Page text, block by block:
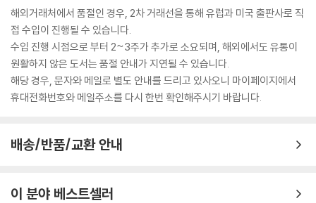
해외거래처에서 품절인 경우, 2차 거래선을 통해 유럽과 미국 출판사로 직
접 수입이 진행될 수 있습니다.
수입 진행 시점으로 부터 2~3주가 추가로 소요되며, 해외에서도 유통이
원활하지 않은 도서는 품절 안내가 지연될 수 있습니다.
해당 경우, 문자와 메일로 별도 안내를 드리고 있사오니 마이페이지에서
휴대전화번호와 메일주소를 다시 한번 확인해주시기 바랍니다.
배송/반품/교환 안내
이 분야 베스트셀러